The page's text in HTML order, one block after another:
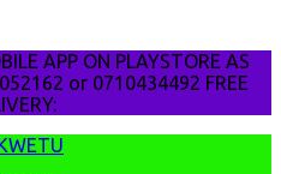
APP ON PLAYSTORE AS
or 0710434492 FREE